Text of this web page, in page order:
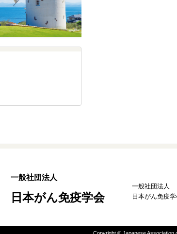
一般社団法人
日本がん免疫学会
一般社団法人
日本がん免疫